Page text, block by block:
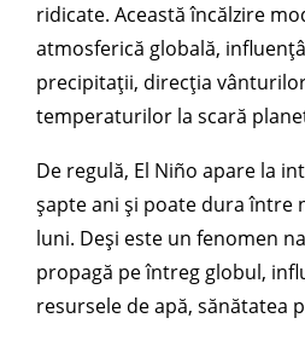
ridicate. Această încălzire
atmosferică globală,
precipitații, direcția
temperaturilor la scară
De regulă, El Niño apare la
șapte ani și poate dura între
luni. Deși este un fenomen
propagă pe întreg globul,
resursele de apă, sănătatea